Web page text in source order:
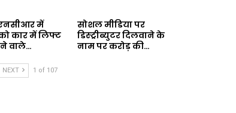
में
को कार में लिफ्ट
वाले…
सोशल मीडिया पर
डिस्ट्रीब्युटर दिलवाने के
नाम पर करोड़ की…
NEXT 1 of 107